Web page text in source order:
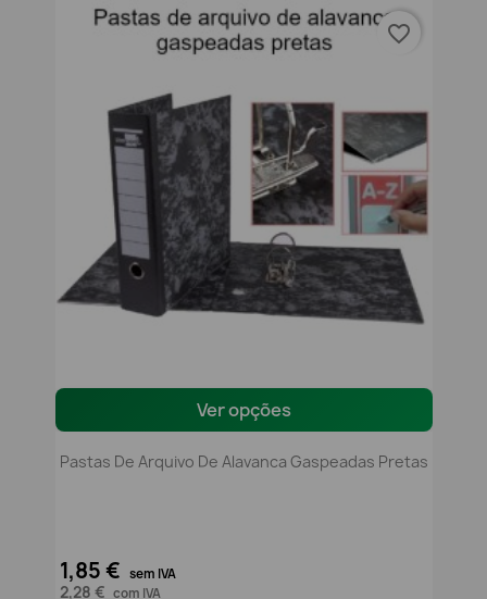
Ver opções
Pastas De Arquivo De Alavanca Gaspeadas Pretas
1,85 € sem IVA
2,28 € com IVA
favorite_border